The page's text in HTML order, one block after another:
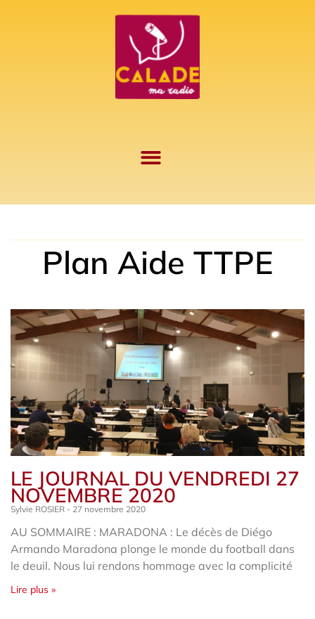
Plan Aide TTPE
LE JOURNAL DU VENDREDI 27
NOVEMBRE 2020
Sylvie ROSIER 27 novembre 2020
AU SOMMAIRE : MARADONA : Le décès de Diégo
Armando Maradona plonge le monde du football dans
le deuil. Nous lui rendons hommage avec la complicité
Lire plus »